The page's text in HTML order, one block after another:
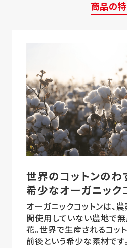
商品の
世界のコットンのわ
希少なオーガニック
オーガニックコットンは、
間使用していない農地で
花。世界で生産されるコッ
前後という希少な素材です。